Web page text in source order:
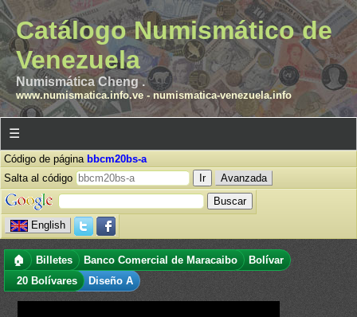
Catálogo Numismático de
Venezuela
Numismática Cheng .
www.numismatica.info.ve- numismatica-venezuela.info
☰
Código de página bbcm20bs-a
Salta al código
Avanzada
English
🏠 Billetes Banco Comercial de Maracaibo
Bolívar
20 Bolívares
Diseño A